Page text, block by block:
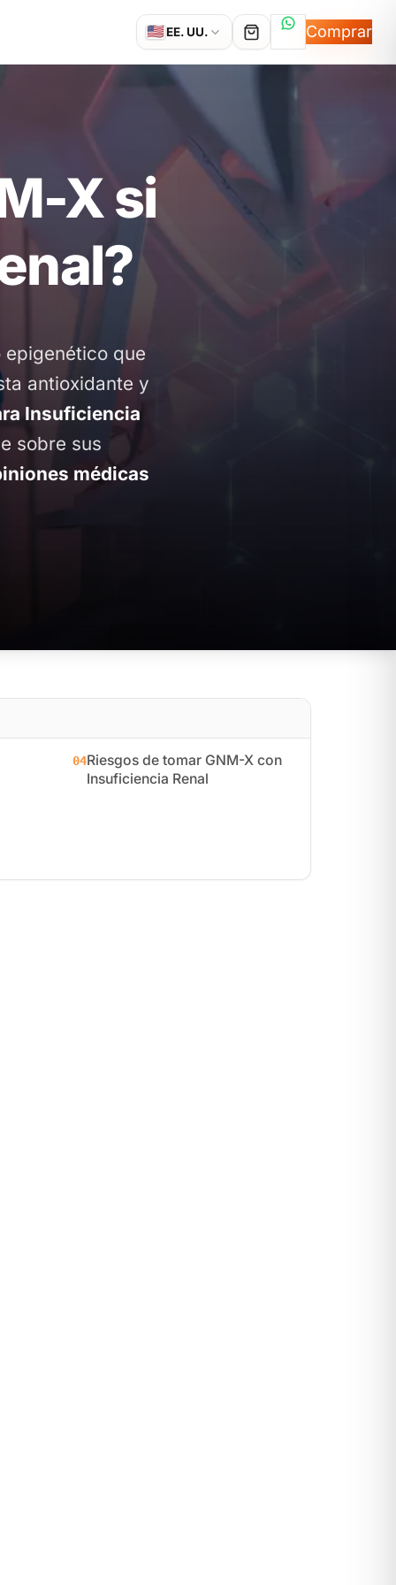
🇺🇸EE. UU. Hablemos
Comprar
X si
epigenético que
antioxidante y
Insuficiencia
sobre sus
médicas
04Riesgos de tomar GNM-X con
Insuficiencia Renal